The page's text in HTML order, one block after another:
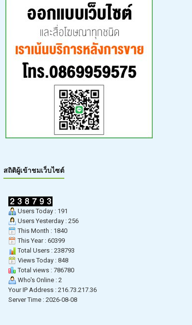
สถิติผู้เข้าชมเว็บไซต์
Users Today : 191
Users Yesterday : 256
This Month : 1840
This Year : 60399
Total Users : 238793
Views Today : 848
Total views : 786780
Who's Online : 2
Your IP Address : 216.73.217.36
Server Time : 2026-08-08